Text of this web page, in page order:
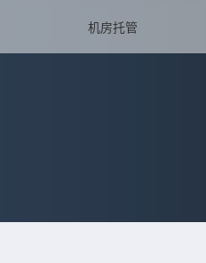
机房托管